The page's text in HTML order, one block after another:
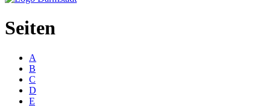
Seiten
A
B
C
D
E